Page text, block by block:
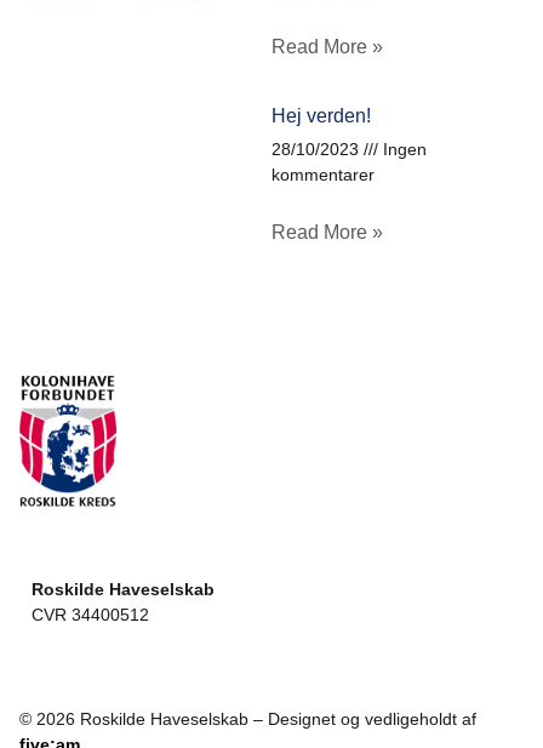
Read More »
Hej verden!
28/10/2023
Ingen
kommentarer
Read More »
Roskilde Haveselskab
CVR 34400512
© 2026 Roskilde Haveselskab – Designet og vedligeholdt af
five:am